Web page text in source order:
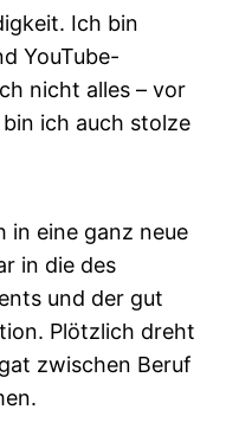
Ich bin
YouTube-
nicht alles – vor
ich auch stolze
in eine ganz neue
in die des
und der gut
Plötzlich dreht
zwischen Beruf